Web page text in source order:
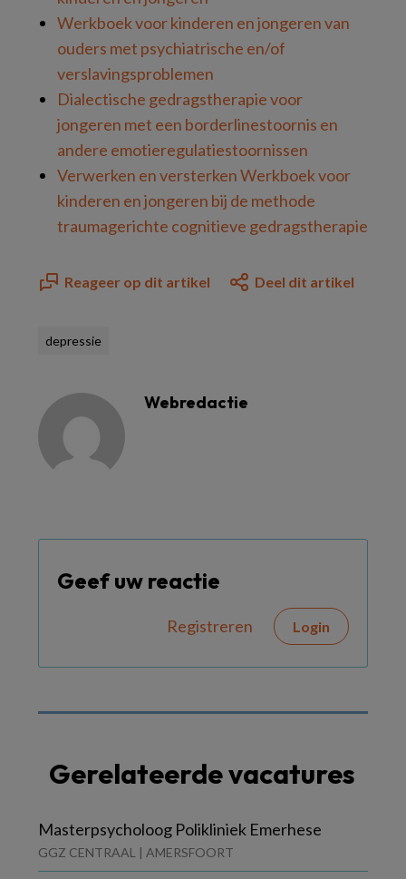
Werkboek voor kinderen en jongeren van
ouders met psychiatrische en/of
verslavingsproblemen
Dialectische gedragstherapie voor
jongeren met een borderlinestoornis en
andere emotieregulatiestoornissen
Verwerken en versterken Werkboek voor
kinderen en jongeren bij de methode
traumagerichte cognitieve gedragstherapie
Reageer op dit artikel Deel dit artikel
depressie
Webredactie
Geef uw reactie
Registreren Login
Gerelateerde vacatures
Masterpsycholoog Polikliniek Emerhese
GGZ CENTRAAL | AMERSFOORT